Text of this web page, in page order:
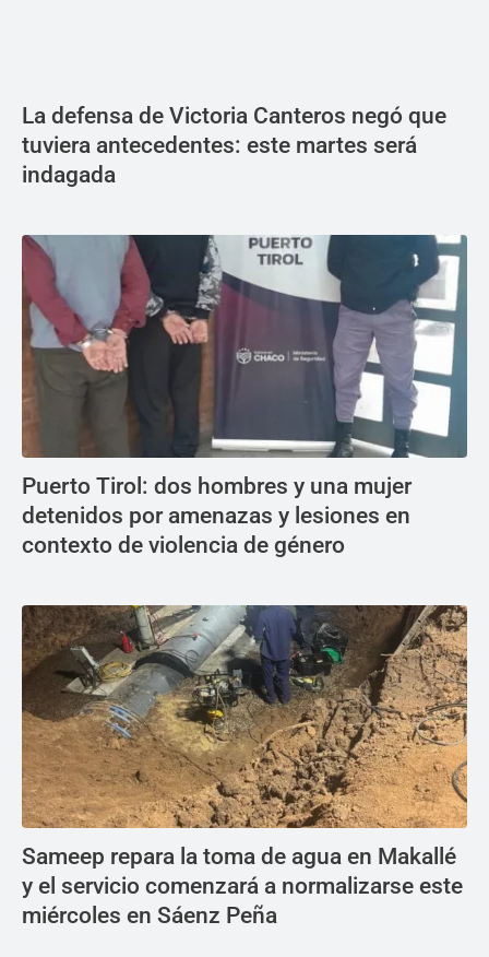
La defensa de Victoria Canteros negó que
tuviera antecedentes: este martes será
indagada
Puerto Tirol: dos hombres y una mujer
detenidos por amenazas y lesiones en
contexto de violencia de género
Sameep repara la toma de agua en Makallé
y el servicio comenzará a normalizarse este
miércoles en Sáenz Peña